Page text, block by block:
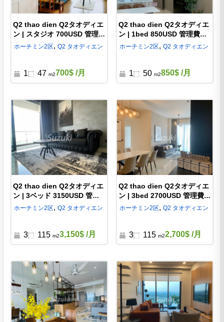
Q2 thao dien Q2タオディエ
ン | スタジオ 700USD 管理費
込 ホーチミン2区 賃貸マン
ホーチミン2区, Q2 タオディエン
1 47 m2700$ /月
Q2 thao dien Q2タオディエ
ン | 1bed 850USD 管理費込
ホーチミン2区 賃貸マンシ
ホーチミン2区, Q2 タオディエン
1 50 m2850$ /月
Q2 thao dien Q2タオディエ
ン | 3ベッド 3150USD 管理
費込 ホーチミン2区 賃貸マ
ホーチミン2区, Q2 タオディエン
3 115 m23,150$ /月
Q2 thao dien Q2タオディエ
ン | 3bed 2700USD 管理費込
ホーチミン2区 賃貸マンシ
ホーチミン2区, Q2 タオディエン
3 115 m22,700$ /月